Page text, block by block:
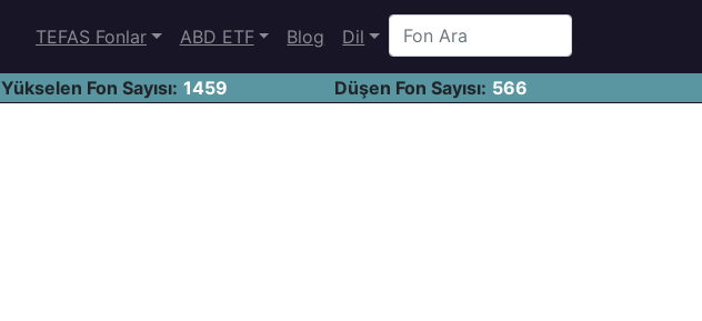
TEFAS Fonlar ABD ETF Blog Dil
Yükselen Fon Sayısı: 1459 Düşen Fon Sayısı: 566